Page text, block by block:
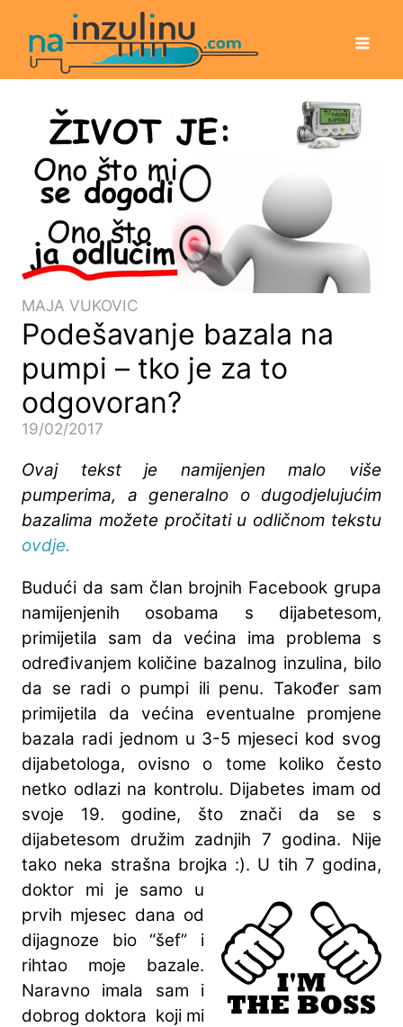
MAJA VUKOVIC
Podešavanje bazala na
pumpi – tko je za to
odgovoran?
19/02/2017
Ovaj tekst je namijenjen malo više
pumperima, a generalno o dugodjelujućim
bazalima možete pročitati u odličnom tekstu
ovdje.
Budući da sam član brojnih Facebook grupa
namijenjenih osobama s dijabetesom,
primijetila sam da većina ima problema s
određivanjem količine bazalnog inzulina, bilo
da se radi o pumpi ili penu. Također sam
primijetila da većina eventualne promjene
bazala radi jednom u 3-5 mjeseci kod svog
dijabetologa, ovisno o tome koliko često
netko odlazi na kontrolu. Dijabetes imam od
svoje 19. godine, što znači da se s
dijabetesom družim zadnjih 7 godina. Nije
tako neka strašna brojka :). U tih 7 godina,
doktor mi je samo u
prvih mjesec dana od
dijagnoze bio “šef” i
rihtao moje bazale.
Naravno imala sam i
dobrog doktora koji mi